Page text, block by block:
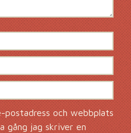
postadress och webbplats
gång jag skriver en